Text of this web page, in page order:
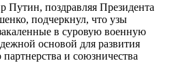
Путин, поздравляя Президента
подчеркнул, что узы
в суровую военную
основой для развития
и союзничества